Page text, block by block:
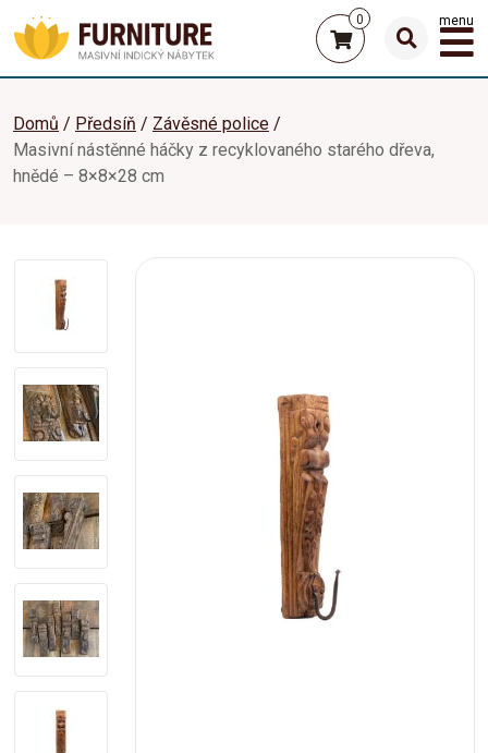
0 menu
Domů Předsíň
Závěsné police
Masivní nástěnné háčky z recyklovaného starého dřeva,
hnědé – 8×8×28 cm